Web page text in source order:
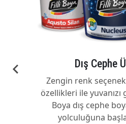
Dış Cephe
Zengin renk
özellikleri ile
Boya dış cephe
yolculuğuna